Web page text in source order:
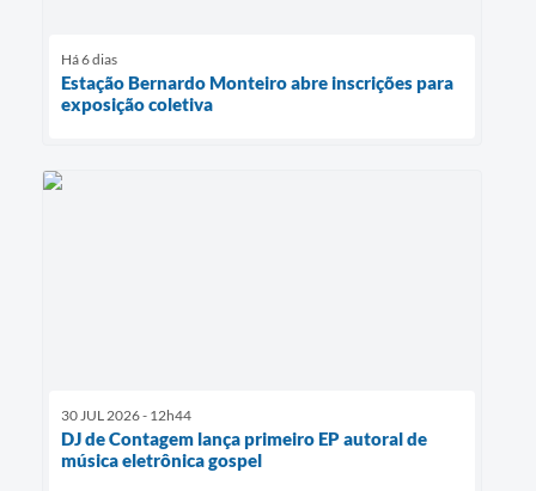
Há 6 dias
Estação Bernardo Monteiro abre inscrições para
exposição coletiva
30 JUL 2026 - 12h44
DJ de Contagem lança primeiro EP autoral de
música eletrônica gospel